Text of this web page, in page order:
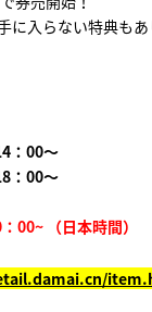
に入らない特典もあ
：00～
：00～
00~ （日本時間）